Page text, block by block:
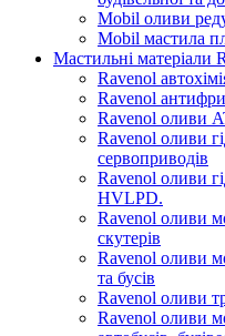
Mobil оливи
Mobil мастила
Мастильні матеріали
Ravenol
Ravenol
Ravenol оливи
Ravenol оливи
сервоприводів
Ravenol оливи
HVLPD.
Ravenol оливи
скутерів
Ravenol оливи
та бусів
Ravenol оливи
Ravenol оливи